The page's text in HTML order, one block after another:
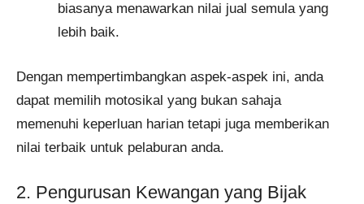
biasanya menawarkan nilai jual semula yang
lebih baik.
Dengan mempertimbangkan aspek-aspek ini, anda
dapat memilih motosikal yang bukan sahaja
memenuhi keperluan harian tetapi juga memberikan
nilai terbaik untuk pelaburan anda.
2. Pengurusan Kewangan yang Bijak